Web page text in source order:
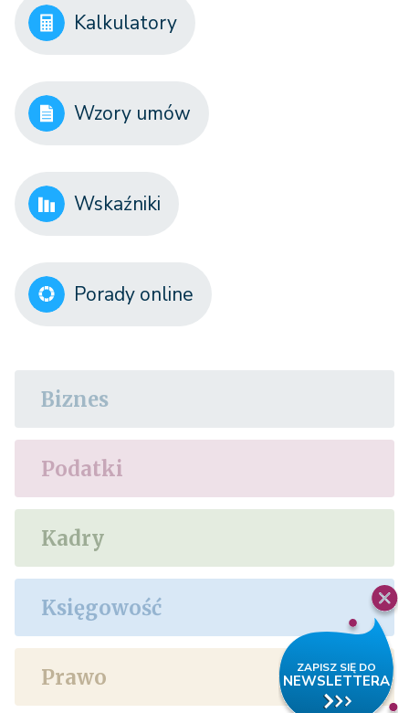
Kalkulatory
Wzory umów
Wskaźniki
Porady online
Biznes
Podatki
Kadry
Księgowość
Prawo